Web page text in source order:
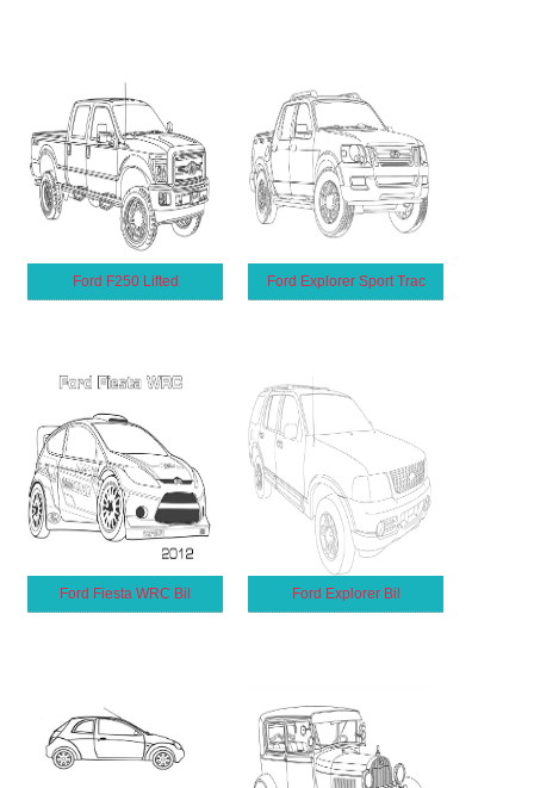
Ford F250 Lifted Ford Explorer Sport Trac
Ford Fiesta WRC Bil Ford Explorer Bil